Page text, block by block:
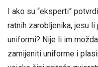
I ako su “eksperti”
ratnih zarobljenika, jesu
uniformi? Nije li im
zamijeniti uniforme i